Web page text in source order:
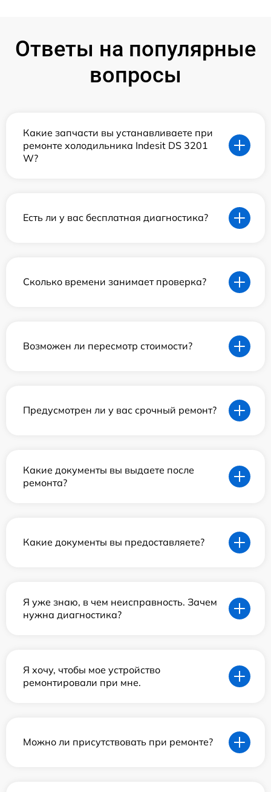
Ответы на популярные
вопросы
Какие запчасти вы устанавливаете при
ремонте холодильника Indesit DS 3201
W?
Есть ли у вас бесплатная диагностика?
Сколько времени занимает проверка?
Возможен ли пересмотр стоимости?
Предусмотрен ли у вас срочный ремонт?
Какие документы вы выдаете после
ремонта?
Какие документы вы предоставляете?
Я уже знаю, в чем неисправность. Зачем
нужна диагностика?
Я хочу, чтобы мое устройство
ремонтировали при мне.
Можно ли присутствовать при ремонте?